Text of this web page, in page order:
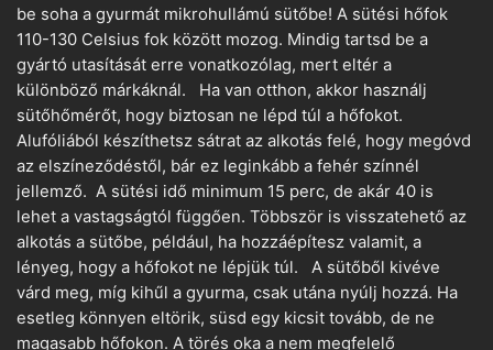
be soha a gyurmát mikrohullámú sütőbe! A sütési hőfok
110-130 Celsius fok között mozog. Mindig tartsd be a
gyártó utasítását erre vonatkozólag, mert eltér a
különböző márkáknál. Ha van otthon, akkor használj
sütőhőmérőt, hogy biztosan ne lépd túl a hőfokot.
Alufóliából készíthetsz sátrat az alkotás felé, hogy megóvd
az elszíneződéstől, bár ez leginkább a fehér színnél
jellemző. A sütési idő minimum 15 perc, de akár 40 is
lehet a vastagságtól függően. Többször is visszatehető az
alkotás a sütőbe, például, ha hozzáépítesz valamit, a
lényeg, hogy a hőfokot ne lépjük túl. A sütőből kivéve
várd meg, míg kihűl a gyurma, csak utána nyúlj hozzá. Ha
esetleg könnyen eltörik, süsd egy kicsit tovább, de ne
magasabb hőfokon. A törés oka a nem megfelelő